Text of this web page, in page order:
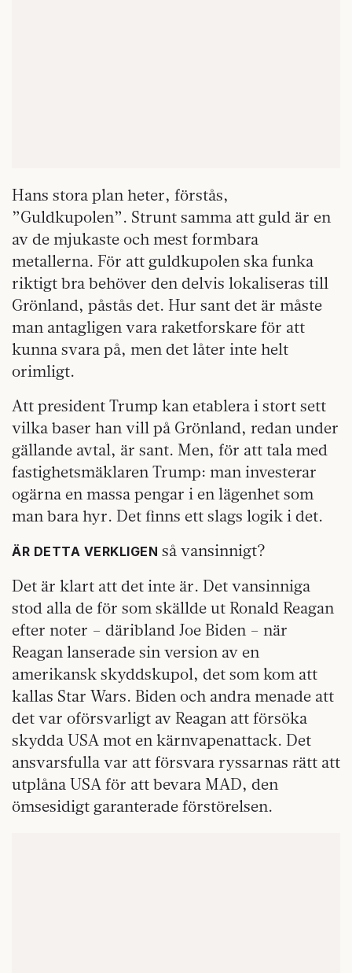
Hans stora plan heter, förstås,
”Guldkupolen”. Strunt samma att guld är en
av de mjukaste och mest formbara
metallerna. För att guldkupolen ska funka
riktigt bra behöver den delvis lokaliseras till
Grönland, påstås det. Hur sant det är måste
man antagligen vara raketforskare för att
kunna svara på, men det låter inte helt
orimligt.
Att president Trump kan etablera i stort sett
vilka baser han vill på Grönland, redan under
gällande avtal, är sant. Men, för att tala med
fastighetsmäklaren Trump: man investerar
ogärna en massa pengar i en lägenhet som
man bara hyr. Det finns ett slags logik i det.
ÄR DETTA VERKLIGEN så vansinnigt?
Det är klart att det inte är. Det vansinniga
stod alla de för som skällde ut Ronald Reagan
efter noter – däribland Joe Biden – när
Reagan lanserade sin version av en
amerikansk skyddskupol, det som kom att
kallas Star Wars. Biden och andra menade att
det var oförsvarligt av Reagan att försöka
skydda USA mot en kärnvapenattack. Det
ansvarsfulla var att försvara ryssarnas rätt att
utplåna USA för att bevara MAD, den
ömsesidigt garanterade förstörelsen.